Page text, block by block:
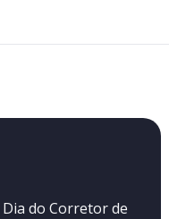
Dia do Corretor de